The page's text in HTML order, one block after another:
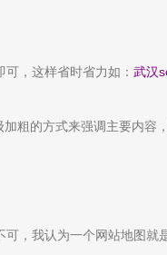
，这样省时省力如： 武汉
粗的方式来强调主要内容
，我认为一个网站地图